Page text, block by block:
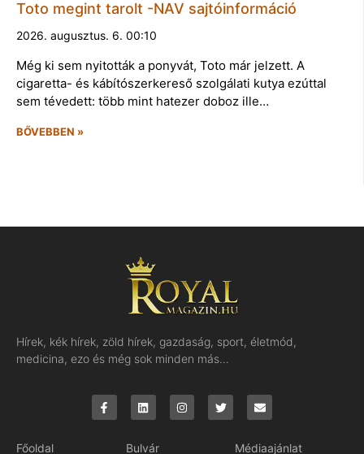
Toto megint tarolt -NAV sajtóinformáció
2026. augusztus. 6. 00:10
Még ki sem nyitották a ponyvát, Toto már jelzett. A
cigaretta- és kábítószerkereső szolgálati kutya ezúttal
sem tévedett: több mint hatezer doboz ille…
BŐVEBBEN »
Hírek, kék hírek, zöld hírek, gazdaság, sport, életmód,
medicina, ezo és még sok minden más…
Főoldal Bulvár Médiaajánlat